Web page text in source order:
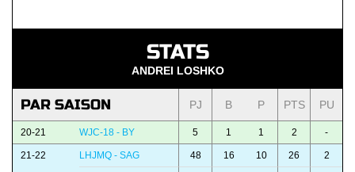
STATS
ANDREI LOSHKO
PAR SAISON PJ B P PTS PU
20-21 WJC-18 - BY 5 1 1 2 -
21-22 LHJMQ - SAG 48 16 10 26 2